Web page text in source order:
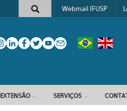
Webmail IFUSP
EXTENSÃO SERVIÇOS